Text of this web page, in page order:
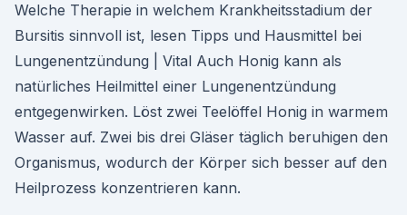
Welche Therapie in welchem Krankheitsstadium der
Bursitis sinnvoll ist, lesen Tipps und Hausmittel bei
Lungenentzündung | Vital Auch Honig kann als
natürliches Heilmittel einer Lungenentzündung
entgegenwirken. Löst zwei Teelöffel Honig in warmem
Wasser auf. Zwei bis drei Gläser täglich beruhigen den
Organismus, wodurch der Körper sich besser auf den
Heilprozess konzentrieren kann.